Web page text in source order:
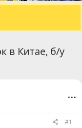
в Китае, б/у
...
#1